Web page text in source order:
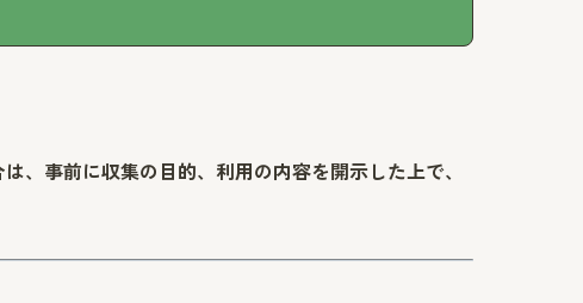
、事前に収集の目的、利用の内容を開示した上で、